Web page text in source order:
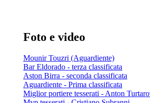
Foto e video
Mounir Touzri (Aguardiente)
Bar Eldorado - terza classificata
Aston Birra - seconda classificata
Aguardiente - Prima classificata
Miglior portiere tesserati - Anton